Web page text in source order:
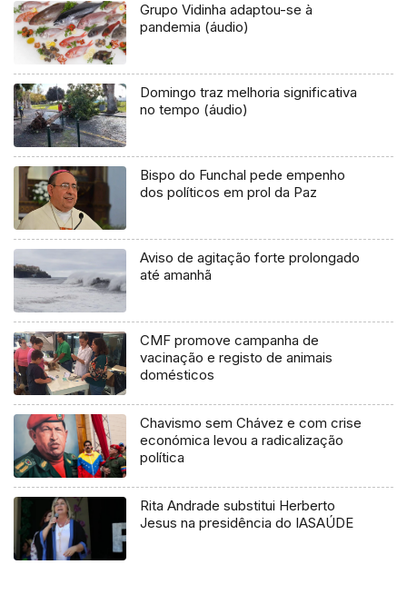
Grupo Vidinha adaptou-se à
pandemia (áudio)
Domingo traz melhoria significativa
no tempo (áudio)
Bispo do Funchal pede empenho
dos políticos em prol da Paz
Aviso de agitação forte prolongado
até amanhã
CMF promove campanha de
vacinação e registo de animais
domésticos
Chavismo sem Chávez e com crise
económica levou a radicalização
política
Rita Andrade substitui Herberto
Jesus na presidência do IASAÚDE